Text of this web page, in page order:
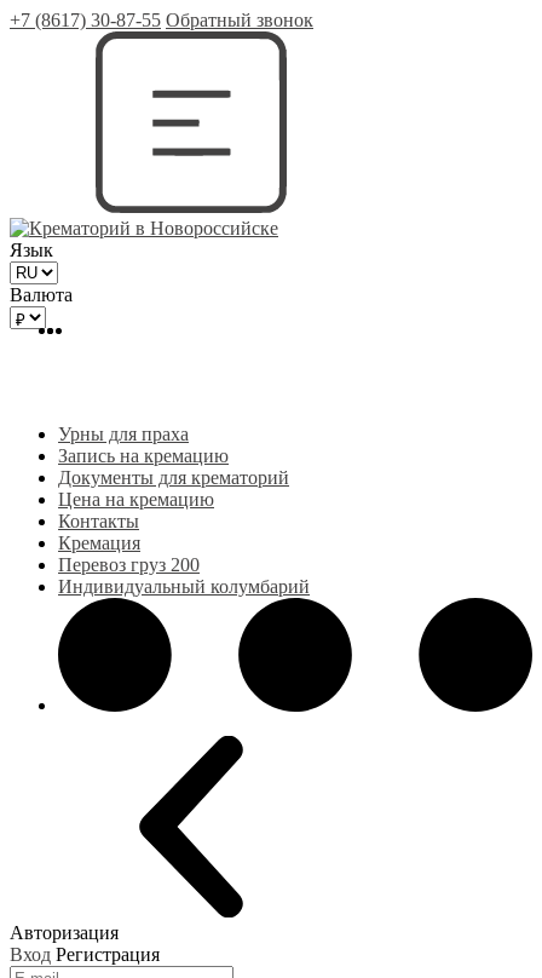
+7 (8617) 30-87-55 Обратный звонок
Язык
Валюта
Урны для праха
Запись на кремацию
Документы для крематорий
Цена на кремацию
Контакты
Кремация
Перевоз груз 200
Индивидуальный колумбарий
Авторизация
Вход Регистрация